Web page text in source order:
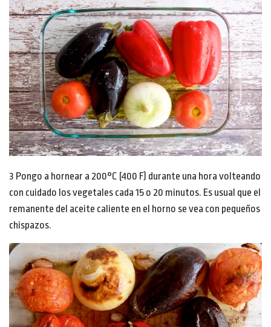
3 Pongo a hornear a 200°C (400 F) durante una hora volteando
con cuidado los vegetales cada 15 o 20 minutos. Es usual que el
remanente del aceite caliente en el horno se vea con pequeños
chispazos.